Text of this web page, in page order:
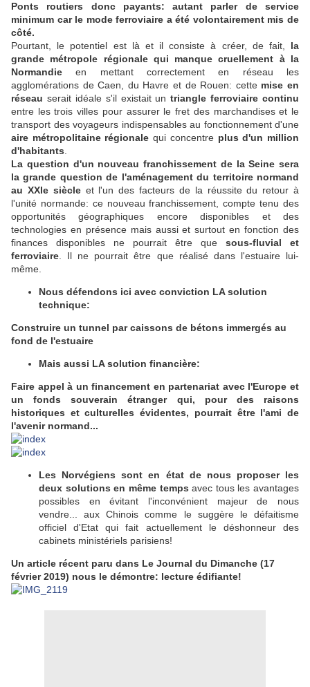
Ponts routiers donc payants: autant parler de service
minimum car le mode ferroviaire a été volontairement mis de
côté.
Pourtant, le potentiel est là et il consiste à créer, de fait, la
grande métropole régionale qui manque cruellement à la
Normandie en mettant correctement en réseau les
agglomérations de Caen, du Havre et de Rouen: cette mise en
réseau serait idéale s'il existait untriangle ferroviaire continu
entre les trois villes pour assurer le fret des marchandises et le
transport des voyageurs indispensables au fonctionnement d'une
aire métropolitaine régionale qui concentre plus d'un million
d'habitants
La question d'un nouveau franchissement de la Seine sera
la grande question de l'aménagement du territoire normand
au XXIe siècleet l'un des facteurs de la réussite du retour à
l'unité normande: ce nouveau franchissement, compte tenu des
opportunités géographiques encore disponibles et des
technologies en présence mais aussi et surtout en fonction des
finances disponibles ne pourrait être que sous-fluvial et
ferroviaire . Il ne pourrait être que réalisé dans l'estuaire lui-
même.
Nous défendons ici avec conviction LA solution
technique:
Construire un tunnel par caissons de bétons immergés au
fond de l'estuaire
Mais aussi LA solution financière:
Faire appel à un financement en partenariat avec l'Europe et
un fonds souverain étranger qui, pour des raisons
historiques et culturelles évidentes, pourrait être l'ami de
l'avenir normand...
Les Norvégiens sont en état de nous proposer les
deux solutions en même temps avec tous les avantages
possibles en évitant l'inconvénient majeur de nous
vendre... aux Chinois comme le suggère le défaitisme
officiel d'Etat qui fait actuellement le déshonneur des
cabinets ministériels parisiens!
Un article récent paru dans Le Journal du Dimanche (17
février 2019) nous le démontre: lecture édifiante!